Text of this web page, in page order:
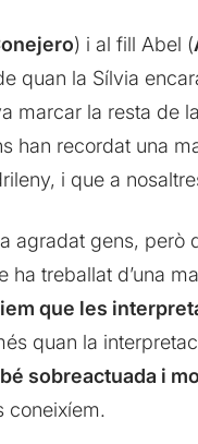
) i al fill Abel (
quan la Sílvia
marcar la resta de
han recordat una
i que a
agradat gens, però
treballat d’una
que les
quan la
sobreactuada i
coneixíem.